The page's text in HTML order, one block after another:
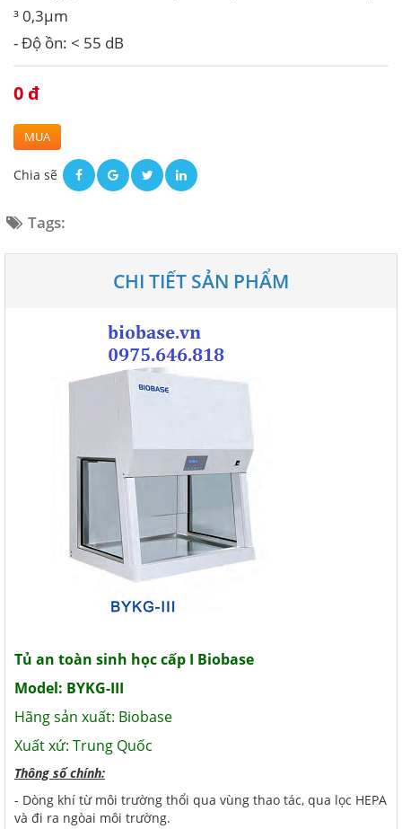
³ 0,3µm
- Độ ồn: < 55 dB
0 đ
MUA
Chia sẽ
Tags:
CHI TIẾT SẢN PHẨM
Tủ an toàn sinh học cấp I Biobase
Model: BYKG-III
Hãng sản xuất: Biobase
Xuất xứ: Trung Quốc
Thông số chính:
- Dòng khí từ môi trường thổi qua vùng thao tác, qua lọc HEPA
và đi ra ngòai môi trường.